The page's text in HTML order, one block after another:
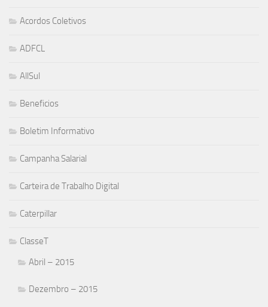
Acordos Coletivos
ADFCL
AllSul
Beneficios
Boletim Informativo
Campanha Salarial
Carteira de Trabalho Digital
Caterpillar
ClasseT
Abril – 2015
Dezembro – 2015